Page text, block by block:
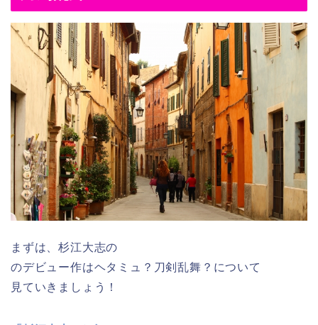
まずは、杉江大志の
のデビュー作はヘタミュ？刀剣乱舞？について
見ていきましょう！